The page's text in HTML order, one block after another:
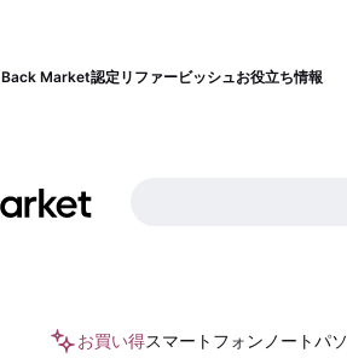
Back Market認定リファービッシュお役立ち情報
お買い得スマートフォン ノートパ